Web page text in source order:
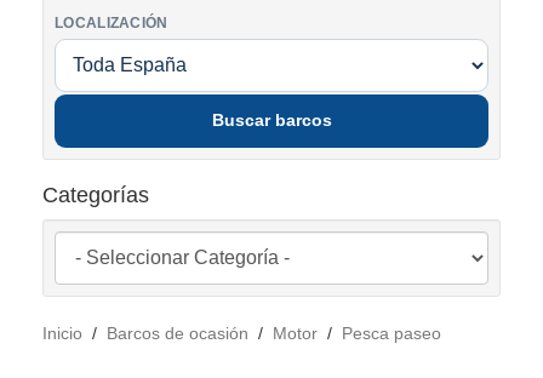
LOCALIZACIÓN
Buscar barcos
Categorías
Inicio / Barcos de ocasión / Motor / Pesca paseo